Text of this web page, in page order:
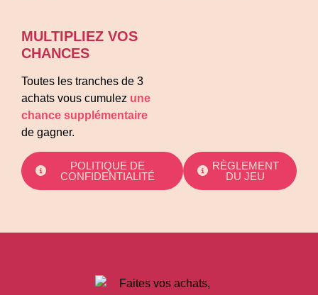
MULTIPLIEZ VOS
CHANCES
Toutes les tranches de 3
achats vous cumulez une
chance supplémentaire
de gagner.
POLITIQUE DE
CONFIDENTIALITÉ
RÈGLEMENT
DU JEU